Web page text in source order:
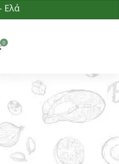
παραγγελία 50€ -